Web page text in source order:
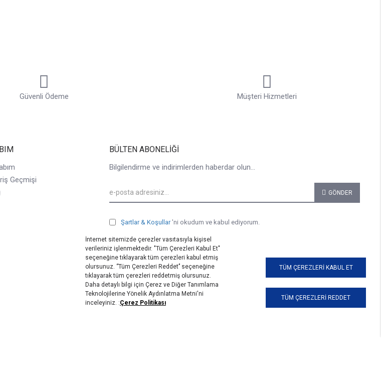
jean modelleri insanlar tarafından geçmişten kalma bir alışkanlık olduğu için tabi ki yaz aylarının vazgeçilmezleri arasında
Güvenli Ödeme Müşteri Hizmetleri
Geçmişi
BÜLTEN ABONELIĞI
Bilgilendirme ve indirimlerden haberdar olun...
GÖNDER
Şartlar & Koşullar 'ni okudum ve kabul ediyorum.
TÜM ÇEREZLERI KABUL ET
İnternet sitemizde çerezler vasıtasıyla kişisel
verileriniz işlenmektedir. "Tüm Çerezleri Kabul Et"
seçeneğine tıklayarak tüm çerezleri kabul etmiş
olursunuz. ‘’Tüm Çerezleri Reddet’’ seçeneğine
tıklayarak tüm çerezleri reddetmiş olursunuz.
Daha detaylı bilgi için Çerez ve Diğer Tanımlama
Teknolojilerine Yönelik Aydınlatma Metni'ni
inceleyiniz. :Çerez Politikası
TÜM ÇEREZLERI REDDET